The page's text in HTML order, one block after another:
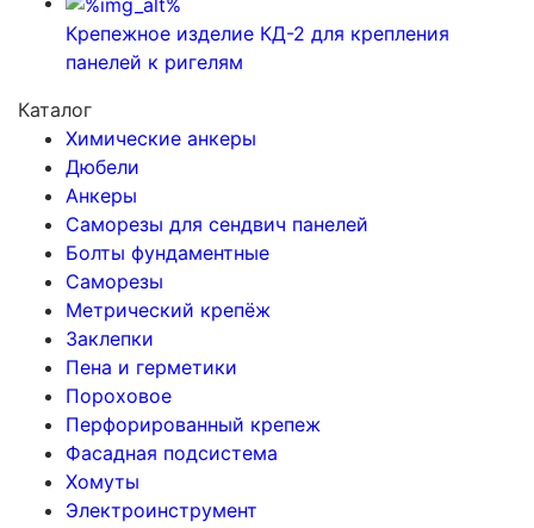
Крепежное изделие КД-2 для крепления
панелей к ригелям
Каталог
Химические анкеры
Дюбели
Анкеры
Саморезы для сендвич панелей
Болты фундаментные
Саморезы
Метрический крепёж
Заклепки
Пена и герметики
Пороховое
Перфорированный крепеж
Фасадная подсистема
Хомуты
Электроинструмент